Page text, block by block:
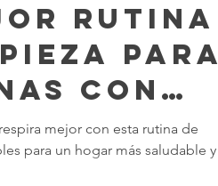
Mantenimiento Hogar
de Limpieza Texano
rutina
para
con
mejor con esta rutina de
para un hogar más saludable y